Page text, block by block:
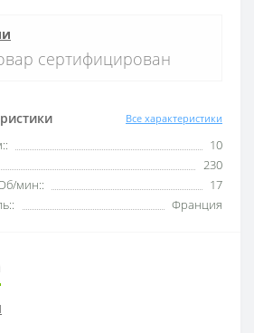
Все характеристики
10
230
мин::
17
Франция
сертифицирован